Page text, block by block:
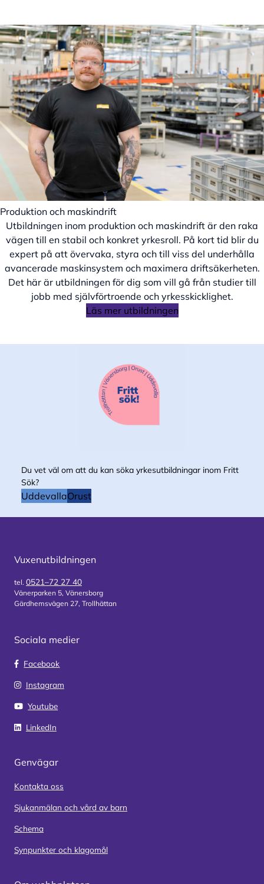
Produktion och maskindrift
Utbildningen inom produktion och maskindrift är den raka
vägen till en stabil och konkret yrkesroll. På kort tid blir du
expert på att övervaka, styra och till viss del underhålla
avancerade maskinsystem och maximera driftsäkerheten.
Det här är utbildningen för dig som vill gå från studier till
jobb med självförtroende och yrkesskicklighet.
Läs mer utbildningen
Du vet väl om att du kan söka yrkesutbildningar inom Fritt
Sök?
UddevallaOrust
Vuxenutbildningen
tel. 0521–72 27 40
Vänerparken 5, Vänersborg
Gärdhemsvägen 27, Trollhättan
Sociala medier
Facebook
Instagram
Youtube
LinkedIn
Genvägar
Kontakta oss
Sjukanmälan och vård av barn
Schema
Synpunkter och klagomål